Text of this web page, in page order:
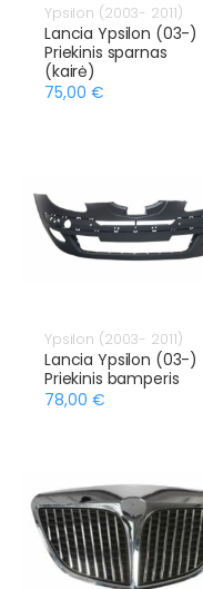
Ypsilon (2003- 2011)
Lancia Ypsilon (03-)
Priekinis sparnas
(kairė)
75,00 €
Ypsilon (2003- 2011)
Lancia Ypsilon (03-)
Priekinis bamperis
78,00 €